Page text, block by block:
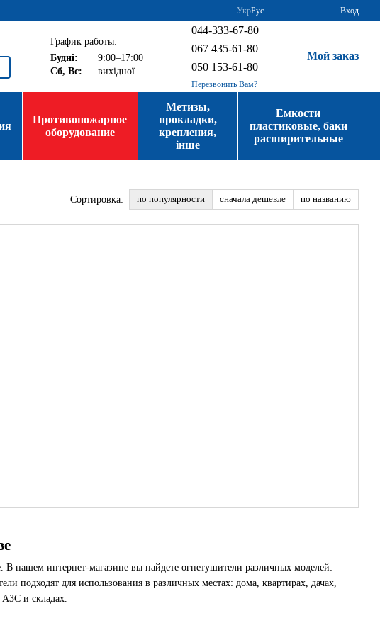
УкрРус Вход
График работы:
Будні:
9:00–17:00
Сб, Вс:
вихідної
044-333-67-80
067 435-61-80
050 153-61-80
Перезвонить Вам?
Мой заказ
Противопожарное
оборудование
Метизы,
прокладки,
крепления,
інше
Емкости
пластиковые, баки
расширительные
Сортировка: по популярности сначала дешевле по названию
В нашем интернет-магазине вы найдете огнетушители различных моделей:
для использования в различных местах: дома, квартирах, дачах,
АЗС и складах.